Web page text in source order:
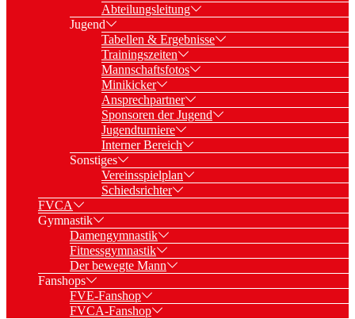
Abteilungsleitung
Jugend
Tabellen & Ergebnisse
Trainingszeiten
Mannschaftsfotos
Minikicker
Ansprechpartner
Sponsoren der Jugend
Jugendturniere
Interner Bereich
Sonstiges
Vereinsspielplan
Schiedsrichter
FVCA
Gymnastik
Damengymnastik
Fitnessgymnastik
Der bewegte Mann
Fanshops
FVE-Fanshop
FVCA-Fanshop